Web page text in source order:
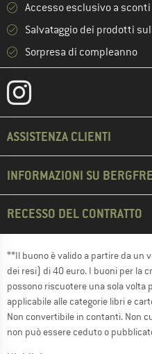
Accesso esclusivo a sconti
Salvataggio dei prodotti
Sorpresa di compleanno
ASSISTENZA CLIENTI
INFORMAZIONI SU
RECESSO DEL CONTRATTO
**Il buono è valido a partire da un
dei resi) di 40 euro. I buoni per la
possono riscuotere una sola volta
applicabile alle categorie libri e
Non convertibile in contanti. Non
non può essere ceduto o